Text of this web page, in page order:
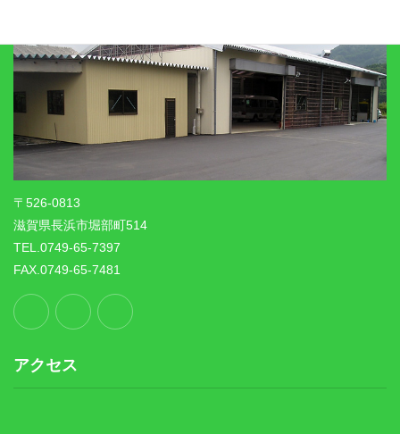
〒526-0813
滋賀県長浜市堀部町514
TEL.0749-65-7397
FAX.0749-65-7481
アクセス